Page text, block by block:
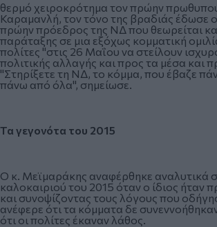
θερμό χειροκρότημα τον πρώην
Καραμανλή, τον τόνο της βραδιάς έδωσε
πρώην πρόεδρος της ΝΔ που θεωρείται
παράταξης σε μια εξόχως κομματική
πολίτες "στις 26 Μαΐου να στείλουν
πολιτικής αλλαγής και προς τα μέσα και
"Στηρίξετε τη ΝΔ, το κόμμα, που έβαζε
πάνω από όλα", σημείωσε.
Τα γεγονότα του 2015
Ο κ. Μεϊμαράκης αναφέρθηκε αναλυτικά
καλοκαιριού του 2015 όταν ο ίδιος ήταν
και συνοψίζοντας τους λόγους που
ανέφερε ότι τα κόμματα δε
ότι οι πολίτες έκαναν λάθος.